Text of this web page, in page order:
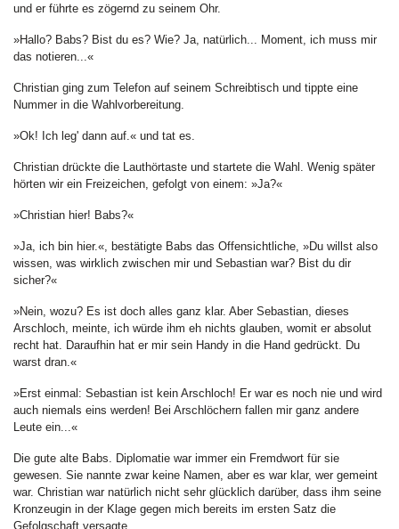
und er führte es zögernd zu seinem Ohr.
»Hallo? Babs? Bist du es? Wie? Ja, natürlich... Moment, ich muss mir
das notieren...«
Christian ging zum Telefon auf seinem Schreibtisch und tippte eine
Nummer in die Wahlvorbereitung.
»Ok! Ich leg' dann auf.« und tat es.
Christian drückte die Lauthörtaste und startete die Wahl. Wenig später
hörten wir ein Freizeichen, gefolgt von einem: »Ja?«
»Christian hier! Babs?«
»Ja, ich bin hier.«, bestätigte Babs das Offensichtliche, »Du willst also
wissen, was wirklich zwischen mir und Sebastian war? Bist du dir
sicher?«
»Nein, wozu? Es ist doch alles ganz klar. Aber Sebastian, dieses
Arschloch, meinte, ich würde ihm eh nichts glauben, womit er absolut
recht hat. Daraufhin hat er mir sein Handy in die Hand gedrückt. Du
warst dran.«
»Erst einmal: Sebastian ist kein Arschloch! Er war es noch nie und wird
auch niemals eins werden! Bei Arschlöchern fallen mir ganz andere
Leute ein...«
Die gute alte Babs. Diplomatie war immer ein Fremdwort für sie
gewesen. Sie nannte zwar keine Namen, aber es war klar, wer gemeint
war. Christian war natürlich nicht sehr glücklich darüber, dass ihm seine
Kronzeugin in der Klage gegen mich bereits im ersten Satz die
Gefolgschaft versagte.